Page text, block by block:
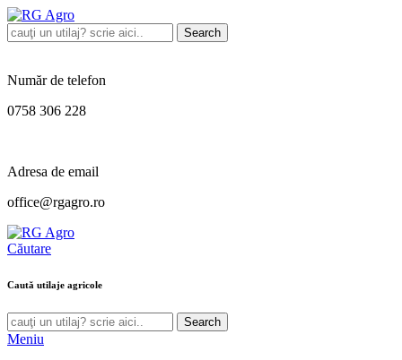
Search
Număr de telefon
0758 306 228
Adresa de email
office@rgagro.ro
Căutare
Caută utilaje agricole
Search
Meniu